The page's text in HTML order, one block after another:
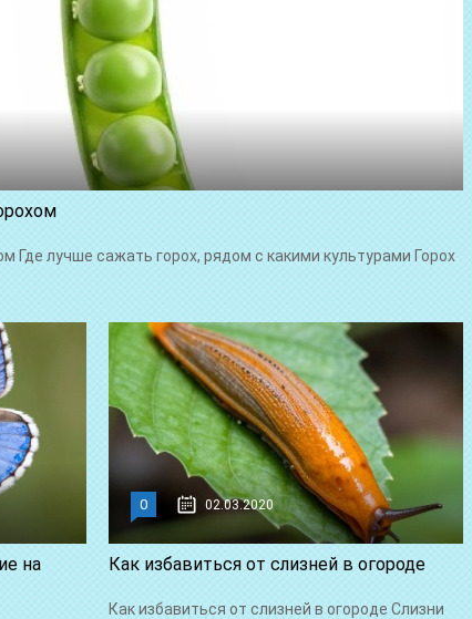
Где лучше сажать горох, рядом с какими культурами Горох
на
0 02.03.2020
Как избавиться от слизней в огороде
Как избавиться от слизней в огороде Слизни